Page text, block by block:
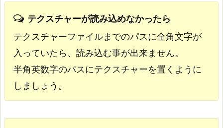
テクスチャーが読み込めなかったら
テクスチャーファイルまでのパスに全角文字が
入っていたら、読み込む事が出来ません。
半角英数字のパスにテクスチャーを置くように
しましょう。